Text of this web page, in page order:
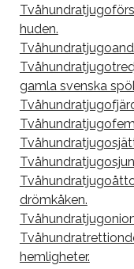
huden.
gamla svenska
drömkåken.
hemligheter.